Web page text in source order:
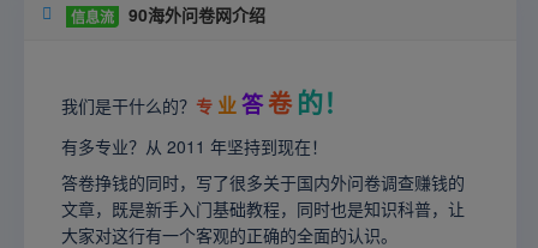
信息流 90海外问卷网介绍

我们是干什么的？ 专 业答卷 的！
有多专业？从 2011 年坚持到现在！
答卷挣钱的同时，写了很多关于国内外问卷调查赚钱的
文章，既是新手入门基础教程，同时也是知识科普，让
大家对这行有一个客观的正确的全面的认识。